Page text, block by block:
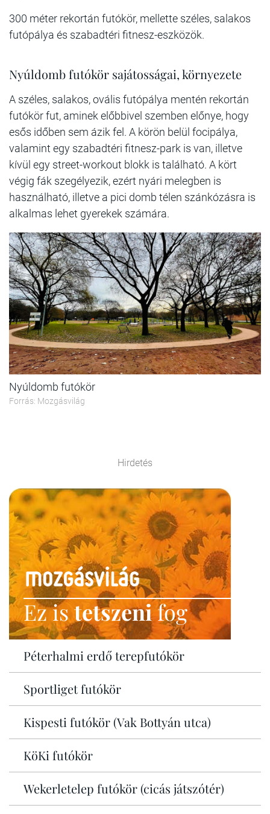
300 méter rekortán futókör, mellette széles, salakos
futópálya és szabadtéri fitnesz-eszközök.
Nyúldomb futókör sajátosságai, környezete
A széles, salakos, ovális futópálya mentén rekortán
futókör fut, aminek előbbivel szemben előnye, hogy
esős időben sem ázik fel. A körön belül focipálya,
valamint egy szabadtéri fitnesz-park is van, illetve
kívül egy street-workout blokk is található. A kört
végig fák szegélyezik, ezért nyári melegben is
használható, illetve a pici domb télen szánkózásra is
alkalmas lehet gyerekek számára.
Nyúldomb futókör
Forrás: Mozgásvilág
Hirdetés
Ez istetszenifog
Péterhalmi erdő terepfutókör
Sportliget futókör
Kispesti futókör (Vak Bottyán utca)
KöKi futókör
Wekerletelep futókör (cicás játszótér)